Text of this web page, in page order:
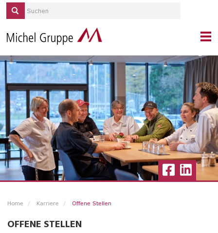
KONTAKT
PORTRAIT
MICHEL SERVICES
REPORTAGEN
QUELLE/ALP
KARRIERE
Ihr neuer Arbeitgeber
Anstellungsbedingungen und Benefits
Home Karriere Offene Stellen
OFFENE STELLEN